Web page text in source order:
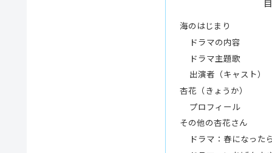
海のはじまり
ドラマの内容
ドラマ主題歌
出演者（キャスト）
杏花（きょうか）
プロフィール
その他の杏花さん
ドラマ：春になった